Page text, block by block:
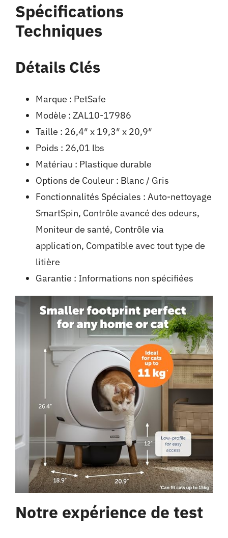
Spécifications
Techniques
Détails Clés
Marque : PetSafe
Modèle : ZAL10-17986
Taille : 26,4″ x 19,3″ x 20,9″
Poids : 26,01 lbs
Matériau : Plastique durable
Options de Couleur : Blanc / Gris
Fonctionnalités Spéciales : Auto-nettoyage
SmartSpin, Contrôle avancé des odeurs,
Moniteur de santé, Contrôle via
application, Compatible avec tout type de
litière
Garantie : Informations non spécifiées
Notre expérience de test